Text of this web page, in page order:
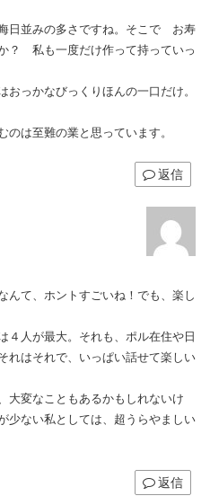
日並みの多さですね。そこで お寿
？ 私も一度だけ作って持っていっ
っかなびっくりほんの一口だけ。
は至難の業と思っています。
返信
んて、ホントすごいね！でも、楽し
４人が最大。それも、ポル在住や日
れはそれで、いっぱい話せて楽しい
大変なこともあるかもしれないけ
少ない私としては、超うらやましい
返信